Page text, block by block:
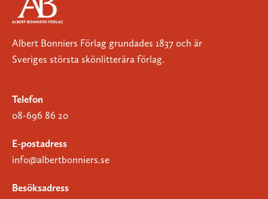
Albert Bonniers Förlag grundades 1837 och är
Sveriges största skönlitterära förlag.
Telefon
08-696 86 20
E-postadress
info@albertbonniers.se
Besöksadress